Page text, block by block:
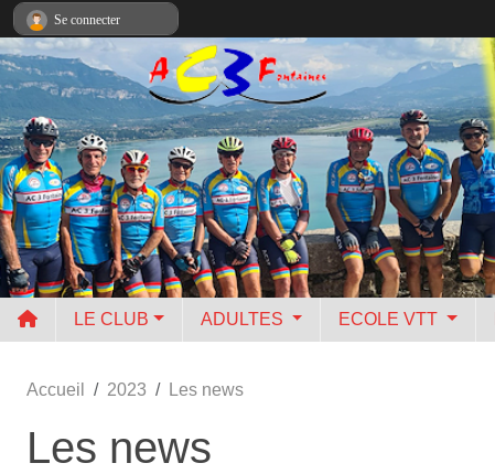
LE CLUB ADULTES ECOLE VTT
Accueil 2023 Les news
Les news
Se connecter
Panneau de gestion des cookies